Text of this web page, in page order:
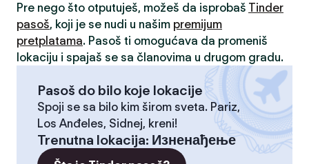
Pre nego što otputuješ, možeš da isprobaš Tinder
pasoš, koji je se nudi u našim premijum
pretplatama. Pasoš ti omogućava da promeniš
lokaciju i spajaš se sa članovima u drugom gradu.
Pasoš do bilo koje lokacije
Spoji se sa bilo kim širom sveta. Pariz,
Los Anđeles, Sidnej, kreni!
Trenutna lokacija: Изненађење